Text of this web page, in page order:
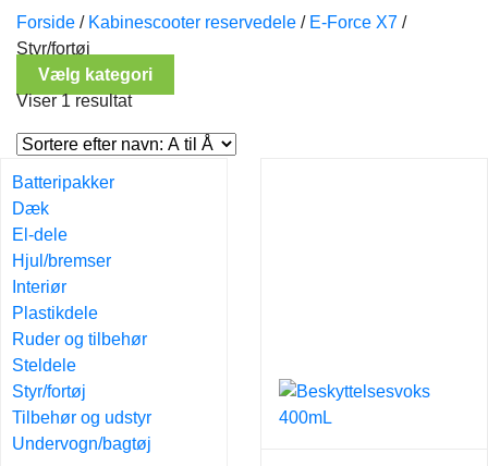
Forside / Kabinescooter reservedele / E-Force X7 /
Styr/fortøj
Vælg kategori
Viser 1 resultat
Batteripakker
Dæk
El-dele
Hjul/bremser
Interiør
Plastikdele
Ruder og tilbehør
Steldele
Styr/fortøj
Tilbehør og udstyr
Undervogn/bagtøj